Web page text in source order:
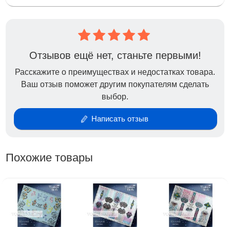
Отзывов ещё нет, станьте первыми!
Расскажите о преимуществах и недостатках товара.
Ваш отзыв поможет другим покупателям сделать
выбор.
Написать отзыв
Похожие товары